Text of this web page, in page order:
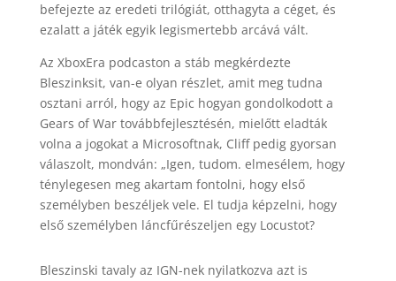
befejezte az eredeti trilógiát, otthagyta a céget, és
ezalatt a játék egyik legismertebb arcává vált.
Az XboxEra podcaston a stáb megkérdezte
Bleszinksit, van-e olyan részlet, amit meg tudna
osztani arról, hogy az Epic hogyan gondolkodott a
Gears of War továbbfejlesztésén, mielőtt eladták
volna a jogokat a Microsoftnak, Cliff pedig gyorsan
válaszolt, mondván: „Igen, tudom. elmesélem, hogy
ténylegesen meg akartam fontolni, hogy első
személyben beszéljek vele. El tudja képzelni, hogy
első személyben láncfűrészeljen egy Locustot?
Bleszinski tavaly az IGN-nek nyilatkozva azt is